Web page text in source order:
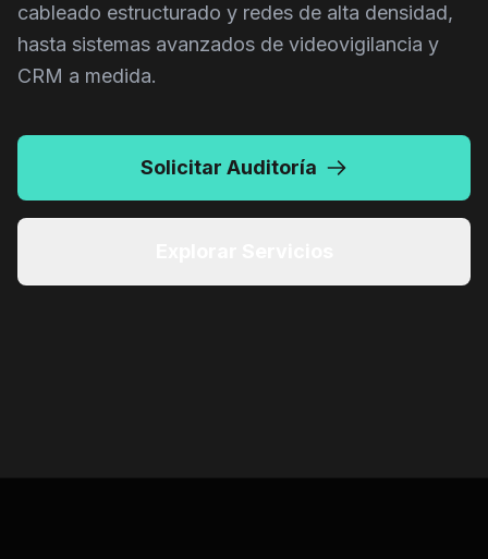
CAM.INT.2B
cableado estructurado y redes de alta densidad,
hasta sistemas avanzados de videovigilancia y
CRM a medida.
Solicitar Auditoría